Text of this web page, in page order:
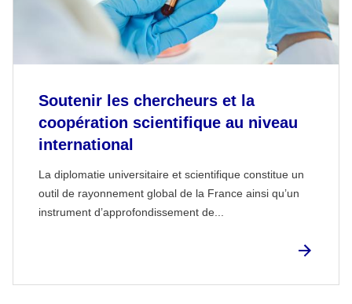
Soutenir les chercheurs et la
coopération scientifique au niveau
international
La diplomatie universitaire et scientifique constitue un
outil de rayonnement global de la France ainsi qu’un
instrument d’approfondissement de...